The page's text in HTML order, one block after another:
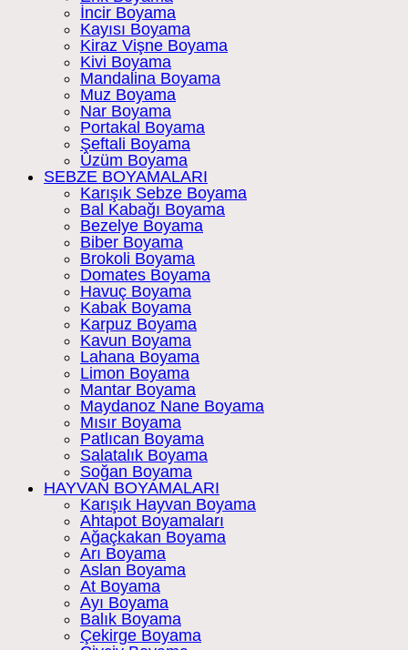
İncir Boyama
Kayısı Boyama
Kiraz Vişne Boyama
Kivi Boyama
Mandalina Boyama
Muz Boyama
Nar Boyama
Portakal Boyama
Şeftali Boyama
Üzüm Boyama
SEBZE BOYAMALARI
Karışık Sebze Boyama
Bal Kabağı Boyama
Bezelye Boyama
Biber Boyama
Brokoli Boyama
Domates Boyama
Havuç Boyama
Kabak Boyama
Karpuz Boyama
Kavun Boyama
Lahana Boyama
Limon Boyama
Mantar Boyama
Maydanoz Nane Boyama
Mısır Boyama
Patlıcan Boyama
Salatalık Boyama
Soğan Boyama
HAYVAN BOYAMALARI
Karışık Hayvan Boyama
Ahtapot Boyamaları
Ağaçkakan Boyama
Arı Boyama
Aslan Boyama
At Boyama
Ayı Boyama
Balık Boyama
Çekirge Boyama